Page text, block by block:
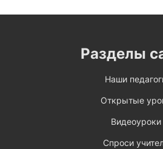
Разделы
Наши
Открытые
Видеоуроки
Спроси